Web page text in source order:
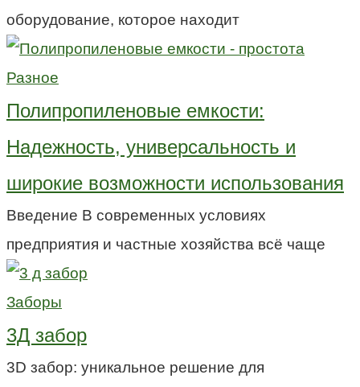
оборудование, которое находит
Разное
Полипропиленовые емкости:
Надежность, универсальность и
широкие возможности использования
Введение В современных условиях
предприятия и частные хозяйства всё чаще
Заборы
3Д забор
3D забор: уникальное решение для